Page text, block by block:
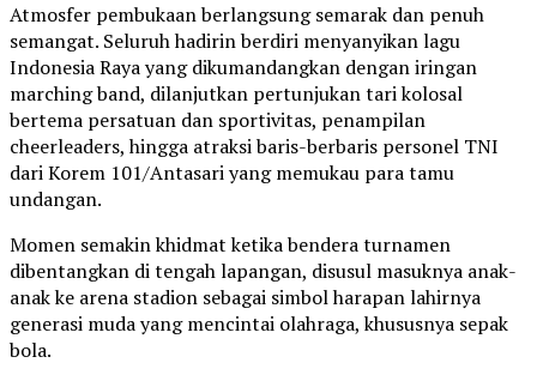
Atmosfer pembukaan berlangsung semarak dan penuh
semangat. Seluruh hadirin berdiri menyanyikan lagu
Indonesia Raya yang dikumandangkan dengan iringan
marching band, dilanjutkan pertunjukan tari kolosal
bertema persatuan dan sportivitas, penampilan
cheerleaders, hingga atraksi baris-berbaris personel TNI
dari Korem 101/Antasari yang memukau para tamu
undangan.
Momen semakin khidmat ketika bendera turnamen
dibentangkan di tengah lapangan, disusul masuknya anak-
anak ke arena stadion sebagai simbol harapan lahirnya
generasi muda yang mencintai olahraga, khususnya sepak
bola.